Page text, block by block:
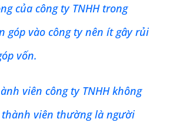
của công ty TNHH trong
góp vào công ty nên ít gây rủi
vốn.
viên công ty TNHH không
thành viên thường là người